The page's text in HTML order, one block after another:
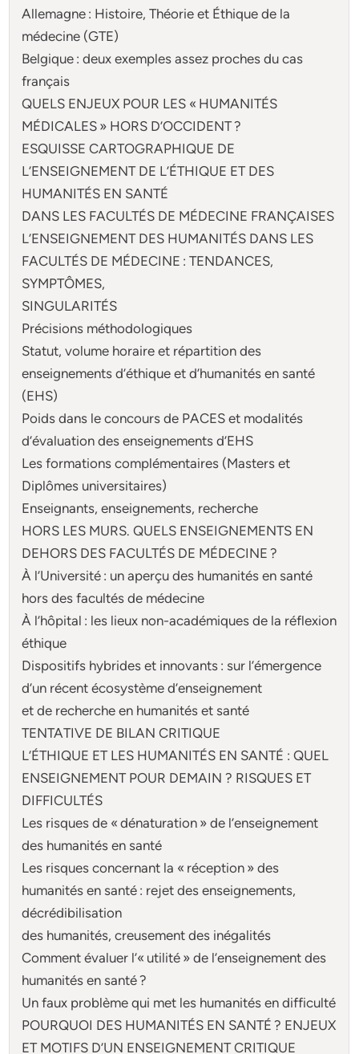
Allemagne : Histoire, Théorie et Éthique de la
médecine (GTE)
Belgique : deux exemples assez proches du cas
français
QUELS ENJEUX POUR LES « HUMANITÉS
MÉDICALES » HORS D’OCCIDENT ?
ESQUISSE CARTOGRAPHIQUE DE
L’ENSEIGNEMENT DE L’ÉTHIQUE ET DES
HUMANITÉS EN SANTÉ
DANS LES FACULTÉS DE MÉDECINE FRANÇAISES
L’ENSEIGNEMENT DES HUMANITÉS DANS LES
FACULTÉS DE MÉDECINE : TENDANCES,
SYMPTÔMES,
SINGULARITÉS
Précisions méthodologiques
Statut, volume horaire et répartition des
enseignements d’éthique et d’humanités en santé
(EHS)
Poids dans le concours de PACES et modalités
d’évaluation des enseignements d’EHS
Les formations complémentaires (Masters et
Diplômes universitaires)
Enseignants, enseignements, recherche
HORS LES MURS. QUELS ENSEIGNEMENTS EN
DEHORS DES FACULTÉS DE MÉDECINE ?
À l’Université : un aperçu des humanités en santé
hors des facultés de médecine
À l’hôpital : les lieux non-académiques de la réflexion
éthique
Dispositifs hybrides et innovants : sur l’émergence
d’un récent écosystème d’enseignement
et de recherche en humanités et santé
TENTATIVE DE BILAN CRITIQUE
L’ÉTHIQUE ET LES HUMANITÉS EN SANTÉ : QUEL
ENSEIGNEMENT POUR DEMAIN ? RISQUES ET
DIFFICULTÉS
Les risques de « dénaturation » de l’enseignement
des humanités en santé
Les risques concernant la « réception » des
humanités en santé : rejet des enseignements,
décrédibilisation
des humanités, creusement des inégalités
Comment évaluer l’« utilité » de l’enseignement des
humanités en santé ?
Un faux problème qui met les humanités en difficulté
POURQUOI DES HUMANITÉS EN SANTÉ ? ENJEUX
ET MOTIFS D’UN ENSEIGNEMENT CRITIQUE